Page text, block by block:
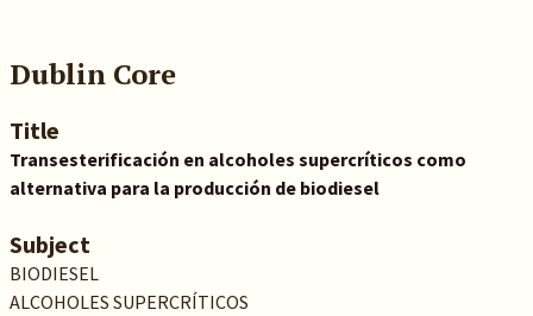
Dublin Core
Title
Transesterificación en alcoholes supercríticos como
alternativa para la producción de biodiesel
Subject
BIODIESEL
ALCOHOLES SUPERCRÍTICOS